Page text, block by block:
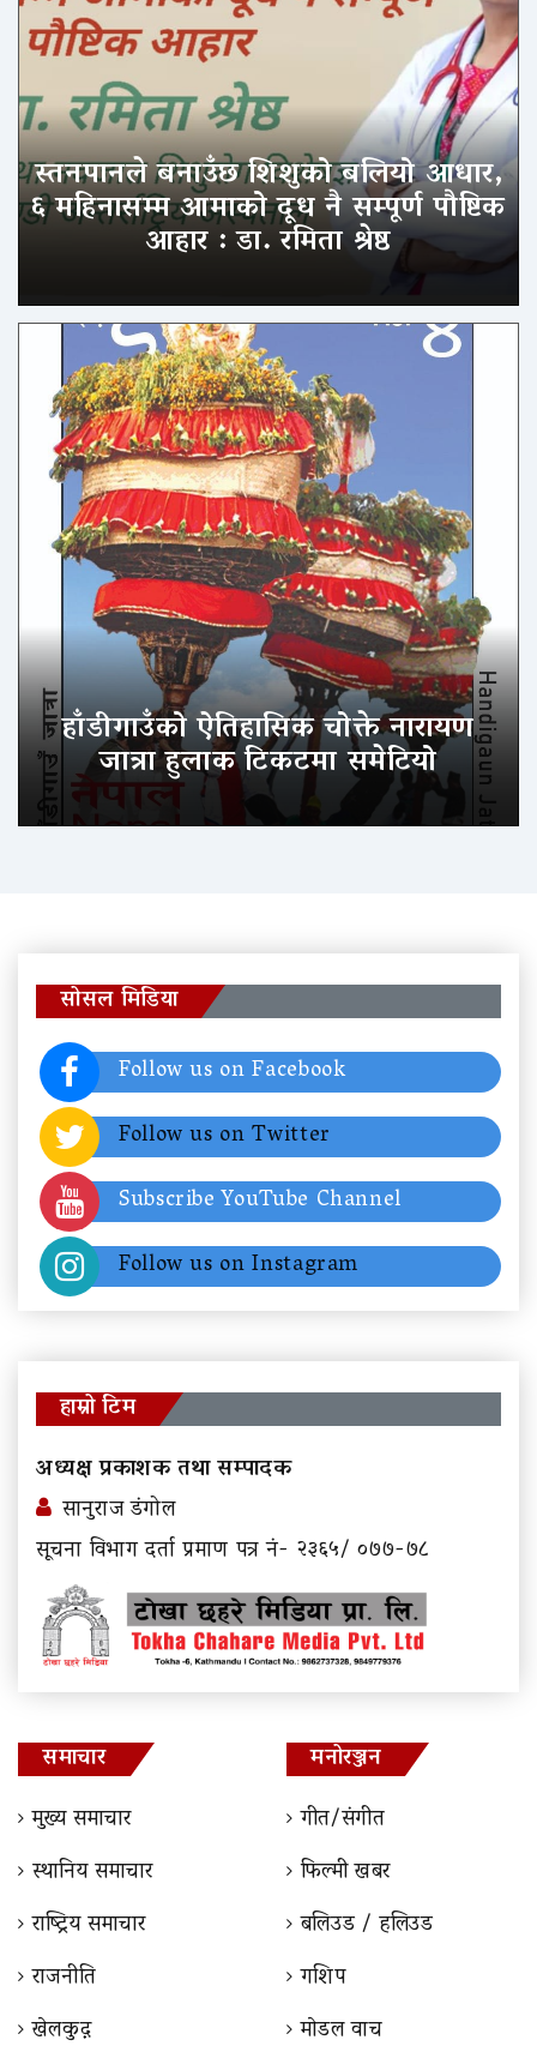
स्तनपानले बनाउँछ शिशुको बलियो आधार,
६ महिनासम्म आमाको दूध नै सम्पूर्ण पौष्टिक
आहार : डा. रमिता श्रेष्ठ
हाँडीगाउँको ऐतिहासिक चोक्ते नारायण
जात्रा हुलाक टिकटमा समेटियो
सोसल मिडिया
Follow us on Facebook
Follow us on Twitter
Subscribe YouTube Channel
Follow us on Instagram
हाम्रो टिम
अध्यक्ष प्रकाशक तथा सम्पादक
सानुराज डंगोल
सूचना विभाग दर्ता प्रमाण पत्र नं- २३६५/ ०७७-७८
समाचार
मुख्य समाचार
स्थानिय समाचार
राष्ट्रिय समाचार
राजनीति
खेलकुद़़
मनोरञ्जन
गीत/संगीत
फिल्मी खबर
बलिउड / हलिउड
गशिप
माेडल वाच